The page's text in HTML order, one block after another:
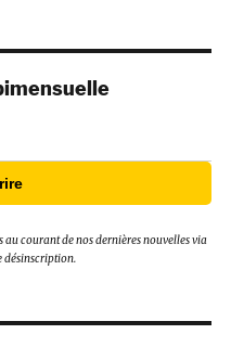
au courant de nos dernières nouvelles via
désinscription.